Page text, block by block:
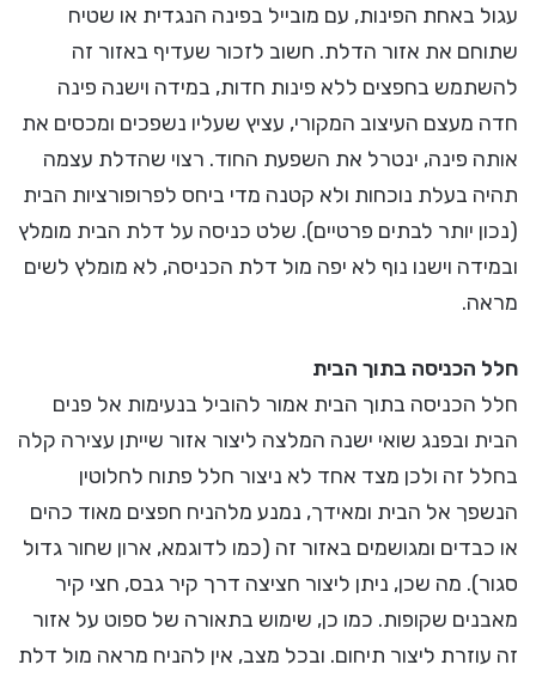
עגול באחת הפינות, עם מובייל בפינה הנגדית או שטיח
שתוחם את אזור הדלת. חשוב לזכור שעדיף באזור זה
להשתמש בחפצים ללא פינות חדות, במידה וישנה פינה
חדה מעצם העיצוב המקורי, עציץ שעליו נשפכים ומכסים את
אותה פינה, ינטרל את השפעת החוד. רצוי שהדלת עצמה
תהיה בעלת נוכחות ולא קטנה מדי ביחס לפרופורציות הבית
(נכון יותר לבתים פרטיים). שלט כניסה על דלת הבית מומלץ
ובמידה וישנו נוף לא יפה מול דלת הכניסה, לא מומלץ לשים
מראה.
חלל הכניסה בתוך הבית
חלל הכניסה בתוך הבית אמור להוביל בנעימות אל פנים
הבית ובפנג שואי ישנה המלצה ליצור אזור שייתן עצירה קלה
בחלל זה ולכן מצד אחד לא ניצור חלל פתוח לחלוטין
הנשפך אל הבית ומאידך, נמנע מלהניח חפצים מאוד כהים
או כבדים ומגושמים באזור זה (כמו לדוגמא, ארון שחור גדול
סגור). מה שכן, ניתן ליצור חציצה דרך קיר גבס, חצי קיר
מאבנים שקופות. כמו כן, שימוש בתאורה של ספוט על אזור
זה עוזרת ליצור תיחום. ובכל מצב, אין להניח מראה מול דלת